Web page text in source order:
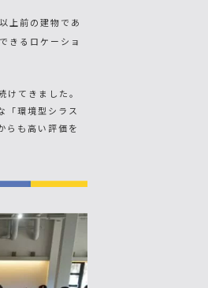
上前の建物であ
きるロケーショ
てきました。
「環境型シラス
らも高い評価を